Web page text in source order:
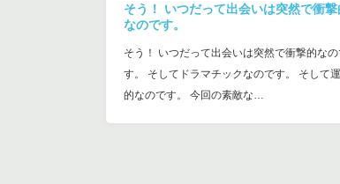
そう！ いつだって出会いは突然で衝撃
なのです。
そう！ いつだって出会いは突然で衝撃的な
す。 そしてドラマチックなのです。 そして
的なのです。 今回の素敵な…